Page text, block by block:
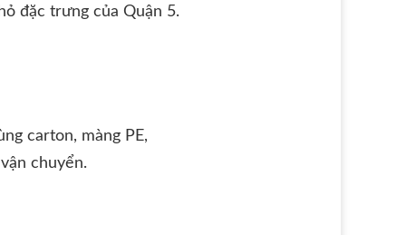
đặc trưng của Quận 5.
carton, màng PE,
chuyển.